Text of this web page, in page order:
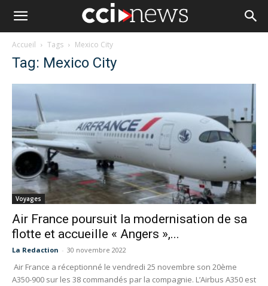
Accueil Tags Mexico City
Tag: Mexico City
Voyages
Air France poursuit la modernisation de sa
flotte et accueille « Angers »,...
La Redaction - 30 novembre 2022
Air France a réceptionné le vendredi 25 novembre son 20ème
A350-900 sur les 38 commandés par la compagnie. L’Airbus A350 est